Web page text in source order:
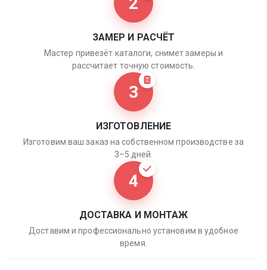
ЗАМЕР И РАСЧЁТ
Мастер привезёт каталоги, снимет замеры и
рассчитает точную стоимость.
3
ИЗГОТОВЛЕНИЕ
Изготовим ваш заказ на собственном производстве за
3–5 дней.
4
ДОСТАВКА И МОНТАЖ
Доставим и профессионально установим в удобное
время.